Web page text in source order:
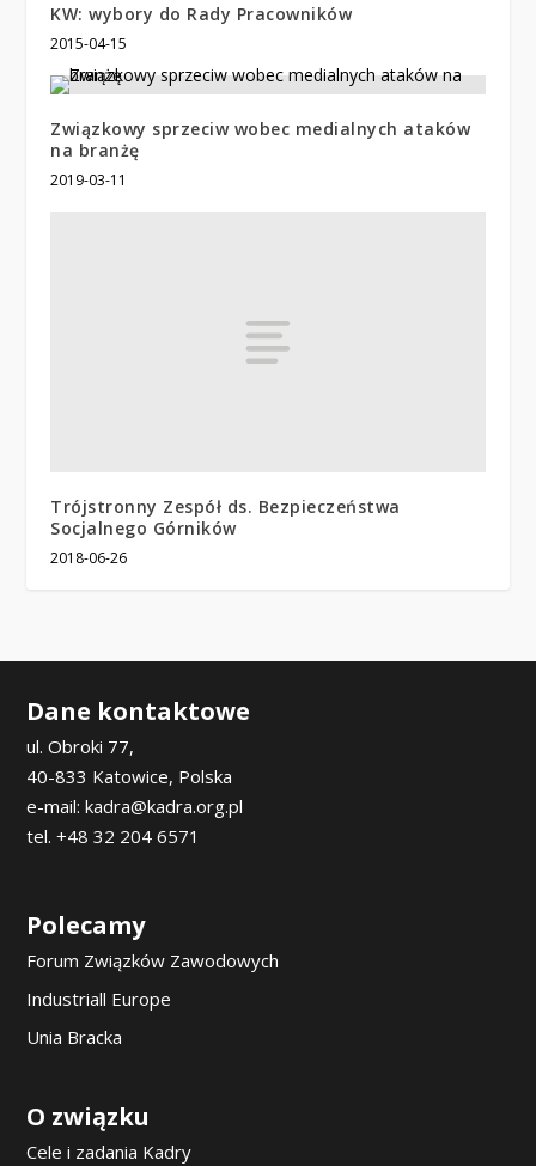
KW: wybory do Rady Pracowników
2015-04-15
Związkowy sprzeciw wobec medialnych ataków
na branżę
2019-03-11
Trójstronny Zespół ds. Bezpieczeństwa
Socjalnego Górników
2018-06-26
Dane kontaktowe
ul. Obroki 77,
40-833 Katowice, Polska
e-mail: kadra@kadra.org.pl
tel. +48 32 204 6571
Polecamy
Forum Związków Zawodowych
Industriall Europe
Unia Bracka
O związku
Cele i zadania Kadry